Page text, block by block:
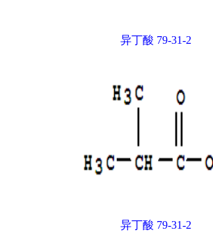
异丁酸 79-31-2
异丁酸 79-31-2